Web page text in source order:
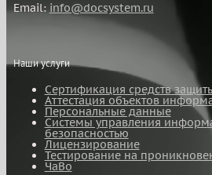
Email: info@docsystem.ru
Наши услуги
Сертификация средств
Аттестация объектов
Персональные данные
Системы управления
безопасностью
Лицензирование
Тестирование на
ЧаВо